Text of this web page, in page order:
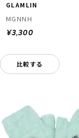
GLAMLIN
MGNNH
¥3,300
比較する